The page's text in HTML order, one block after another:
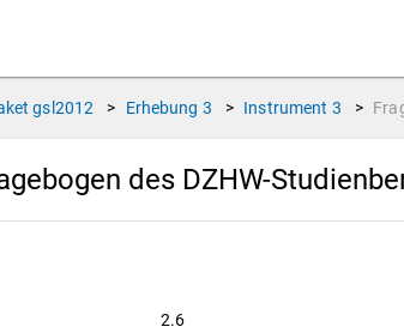
gsl2012 > Erhebung 3 > Instrument 3 >
des DZHW-
2.6